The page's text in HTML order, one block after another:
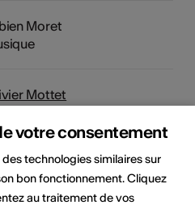
Moret
Mottet
Weber
votre consentement
technologies similaires sur
bon fonctionnement. Cliquez
au traitement de vos